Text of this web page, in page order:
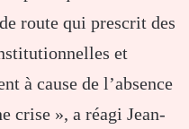
route qui prescrit des
et
à cause de l’absence
crise », a réagi Jean-